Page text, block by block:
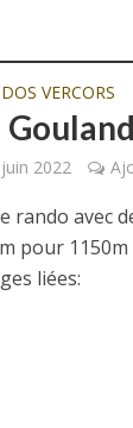
VERCORS
2022
rando avec
pour 1150m
liées: